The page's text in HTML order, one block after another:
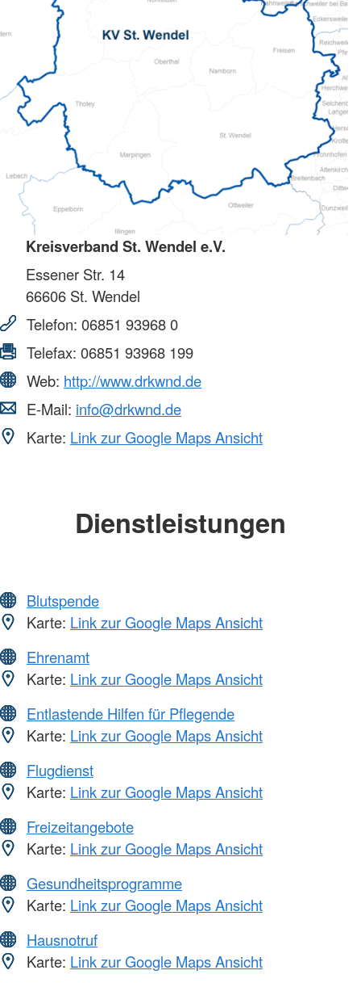
Kreisverband St. Wendel e.V.
Essener Str. 14
66606 St. Wendel
Telefon: 06851 93968 0
Telefax: 06851 93968 199
Web: http://www.drkwnd.de
E-Mail: info@drkwnd.de
Karte: Link zur Google Maps Ansicht
Dienstleistungen
Blutspende
Karte: Link zur Google Maps Ansicht
Ehrenamt
Karte: Link zur Google Maps Ansicht
Entlastende Hilfen für Pflegende
Karte: Link zur Google Maps Ansicht
Flugdienst
Karte: Link zur Google Maps Ansicht
Freizeitangebote
Karte: Link zur Google Maps Ansicht
Gesundheitsprogramme
Karte: Link zur Google Maps Ansicht
Hausnotruf
Karte: Link zur Google Maps Ansicht